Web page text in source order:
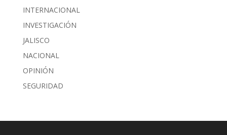
INTERNACIONAL
INVESTIGACIÓN
JALISCO
NACIONAL
OPINIÓN
SEGURIDAD